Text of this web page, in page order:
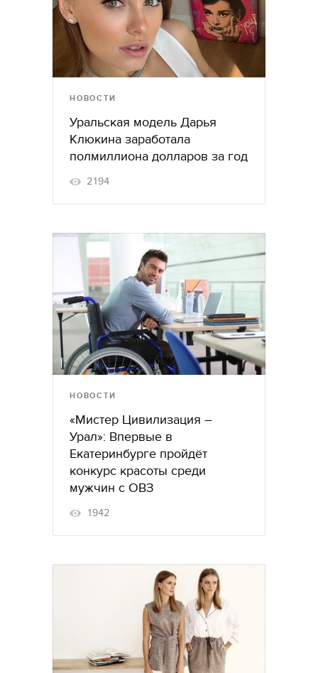
НОВОСТИ
Уральская модель Дарья
Клюкина заработала
полмиллиона долларов за год
2194
НОВОСТИ
«Мистер Цивилизация –
Урал»: Впервые в
Екатеринбурге пройдёт
конкурс красоты среди
мужчин с ОВЗ
1942